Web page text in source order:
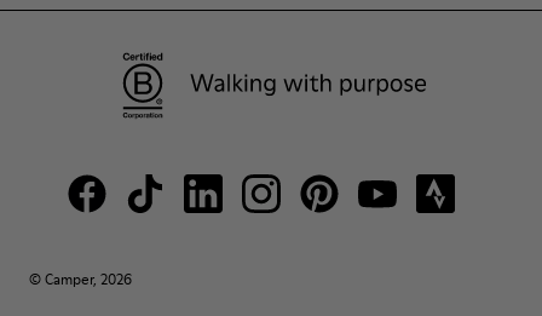
© Camper, 2026